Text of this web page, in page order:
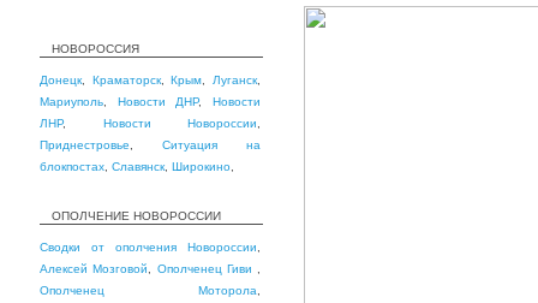
НОВОРОССИЯ
Донецк Краматорск,Крым Луганск
Мариуполь
Новости ДНР,Новости
ЛНР, Новости Новороссии
Приднестровье
Ситуация на
блокпостах Славянск Широкино
ОПОЛЧЕНИЕ НОВОРОССИИ
Сводки от ополчения Новороссии
Алексей Мозговой
Ополченец Гиви
Ополченец Моторола